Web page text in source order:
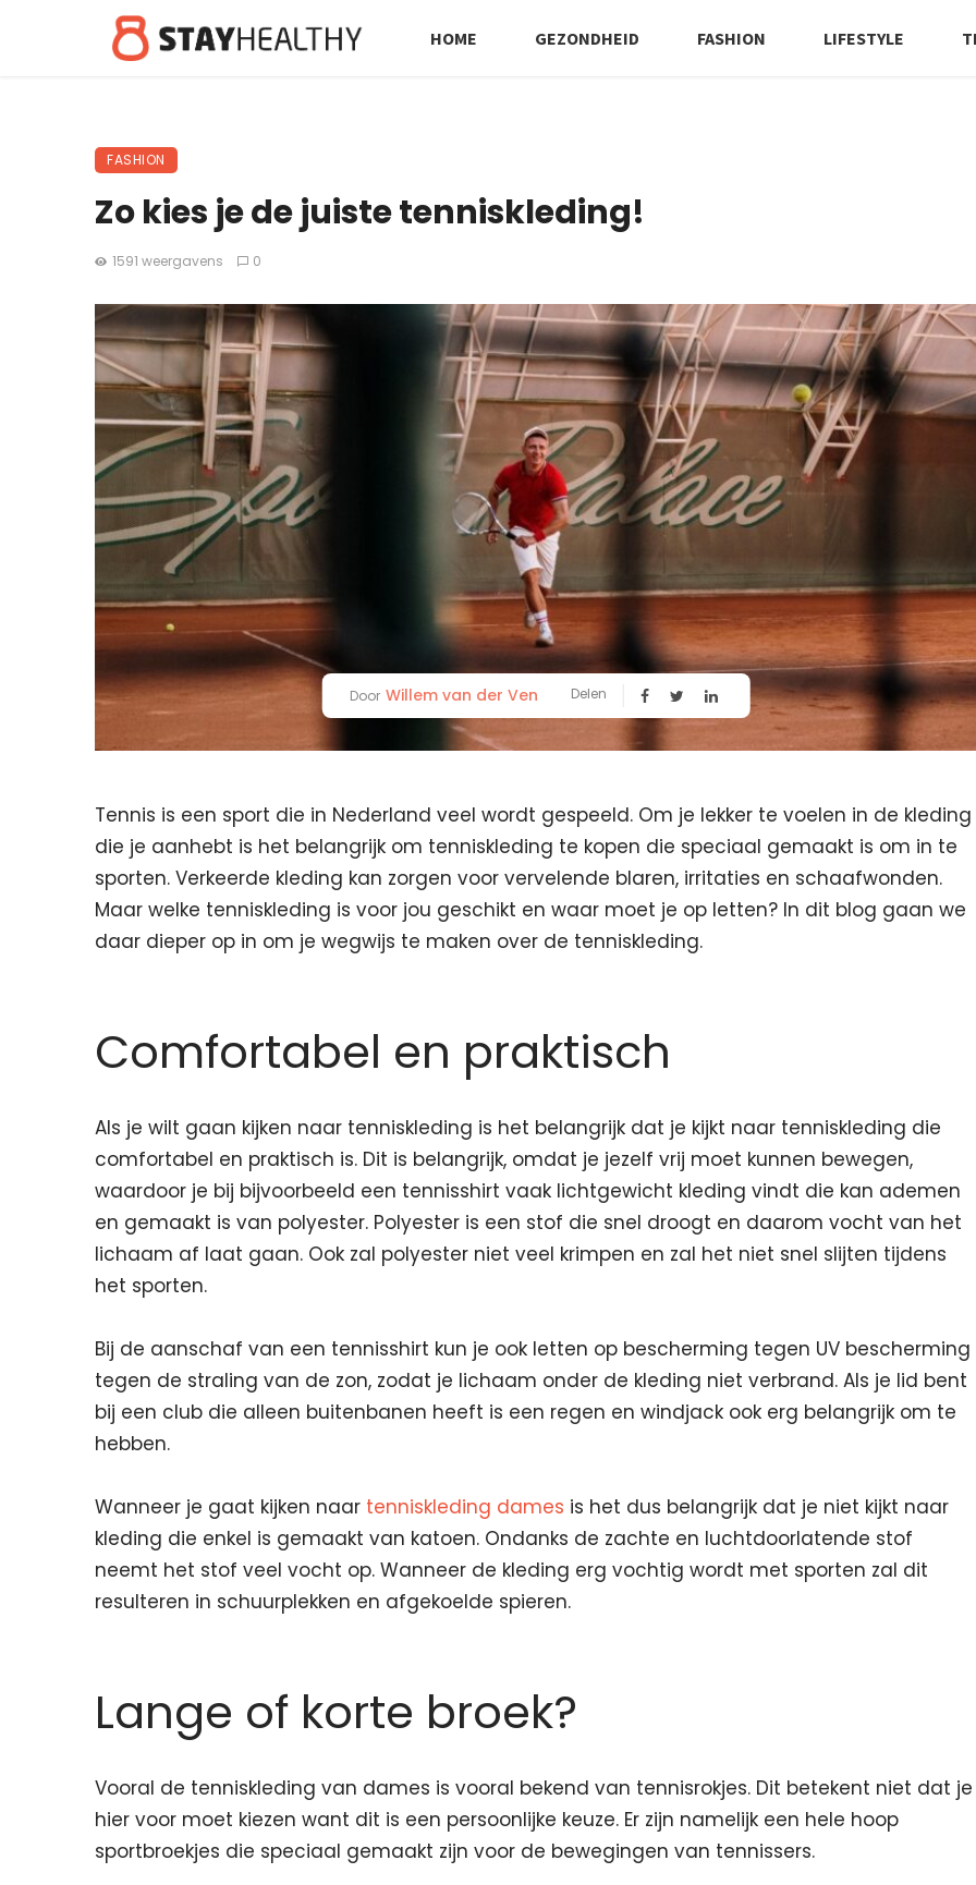
HOME GEZONDHEID FASHION LIFESTYLE
FASHION
Zo kies je de juiste tenniskleding!
1591 weergavens 0
Door Willem van der Ven Delen
Tennis is een sport die in Nederland veel wordt gespeeld. Om je lekker te voelen in de kleding
die je aanhebt is het belangrijk om tenniskleding te kopen die speciaal gemaakt is om in te
sporten. Verkeerde kleding kan zorgen voor vervelende blaren, irritaties en schaafwonden.
Maar welke tenniskleding is voor jou geschikt en waar moet je op letten? In dit blog gaan we
daar dieper op in om je wegwijs te maken over de tenniskleding.
Comfortabel en praktisch
Als je wilt gaan kijken naar tenniskleding is het belangrijk dat je kijkt naar tenniskleding die
comfortabel en praktisch is. Dit is belangrijk, omdat je jezelf vrij moet kunnen bewegen,
waardoor je bij bijvoorbeeld een tennisshirt vaak lichtgewicht kleding vindt die kan ademen
en gemaakt is van polyester. Polyester is een stof die snel droogt en daarom vocht van het
lichaam af laat gaan. Ook zal polyester niet veel krimpen en zal het niet snel slijten tijdens
het sporten.
Bij de aanschaf van een tennisshirt kun je ook letten op bescherming tegen UV bescherming
tegen de straling van de zon, zodat je lichaam onder de kleding niet verbrand. Als je lid bent
bij een club die alleen buitenbanen heeft is een regen en windjack ook erg belangrijk om te
hebben.
Wanneer je gaat kijken naar tenniskleding dames is het dus belangrijk dat je niet kijkt naar
kleding die enkel is gemaakt van katoen. Ondanks de zachte en luchtdoorlatende stof
neemt het stof veel vocht op. Wanneer de kleding erg vochtig wordt met sporten zal dit
resulteren in schuurplekken en afgekoelde spieren.
Lange of korte broek?
Vooral de tenniskleding van dames is vooral bekend van tennisrokjes. Dit betekent niet dat je
hier voor moet kiezen want dit is een persoonlijke keuze. Er zijn namelijk een hele hoop
sportbroekjes die speciaal gemaakt zijn voor de bewegingen van tennissers.